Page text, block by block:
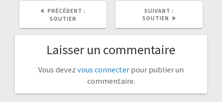
PRÉCÉDENT :
ARTICLE
PRÉCÉDENT
SOUTIEN
SUIVANT :
ARTICLE
SOUTIEN
Laisser un commentaire
Vous devez vous connecter pour publier un
commentaire.